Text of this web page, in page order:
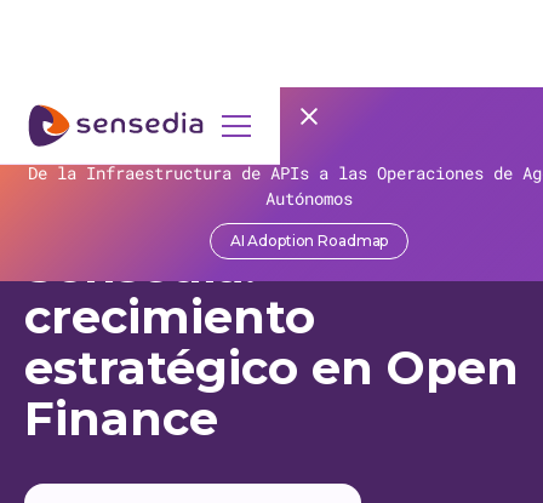
La eficiencia no paga las cuentas: la paradoja de la
las organizaciones!
Obtener contenido
De la Infraestructura de APIs a las Operaciones de
Autónomos
AI Adoption Roadmap
>Recursos >Customer Stories
Sistema Ailos y
Sensedia:
crecimiento
estratégico en Open
Finance